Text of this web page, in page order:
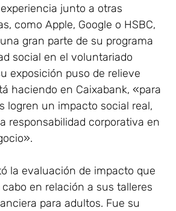
junto a otras
como Apple, Google o HSBC,
gran parte de su programa
social en el voluntariado
exposición puso de relieve
haciendo en Caixabank, «para
logren un impacto social real,
responsabilidad corporativa en
la evaluación de impacto que
en relación a sus talleres
para adultos. Fue su